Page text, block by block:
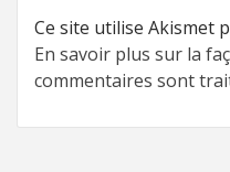
Ce site utilise Akismet
En savoir plus sur la
commentaires sont